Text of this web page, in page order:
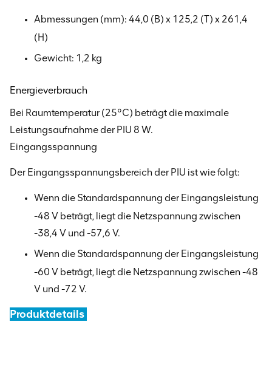
Abmessungen (mm): 44,0 (B) x 125,2 (T) x 261,4
(H)
Gewicht: 1,2 kg
Energieverbrauch
Bei Raumtemperatur (25°C) beträgt die maximale
Leistungsaufnahme der PIU 8 W.
Eingangsspannung
Der Eingangsspannungsbereich der PIU ist wie folgt:
Wenn die Standardspannung der Eingangsleistung
-48 V beträgt, liegt die Netzspannung zwischen
-38,4 V und -57,6 V.
Wenn die Standardspannung der Eingangsleistung
-60 V beträgt, liegt die Netzspannung zwischen -48
V und -72 V.
Produktdetails